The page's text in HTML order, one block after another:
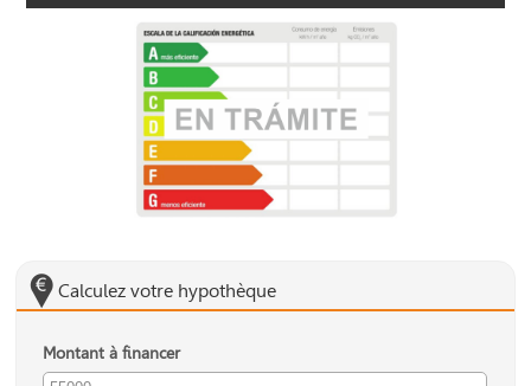
Calculez votre hypothèque
Montant à financer